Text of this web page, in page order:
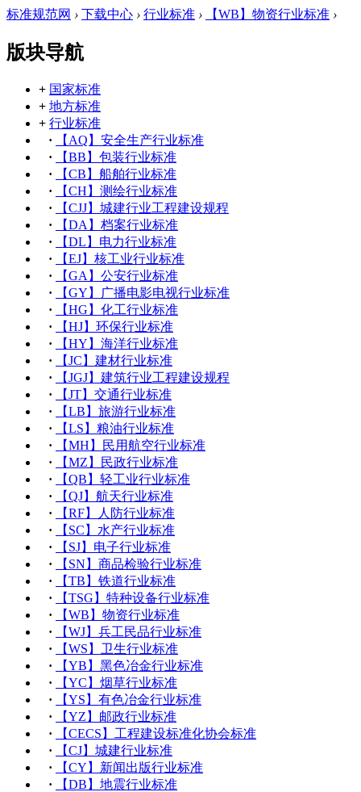
标准规范网 › 下载中心 › 行业标准 › 【WB】物资行业标准 ›
版块导航
+ 国家标准
+ 地方标准
+ 行业标准
·
【AQ】安全生产行业标准
·
【BB】包装行业标准
·
【CB】船舶行业标准
·
【CH】测绘行业标准
·
【CJJ】城建行业工程建设规程
·
【DA】档案行业标准
·
【DL】电力行业标准
·
【EJ】核工业行业标准
·
【GA】公安行业标准
·
【GY】广播电影电视行业标准
·
【HG】化工行业标准
·
【HJ】环保行业标准
·
【HY】海洋行业标准
·
【JC】建材行业标准
·
【JGJ】建筑行业工程建设规程
·
【JT】交通行业标准
·
【LB】旅游行业标准
·
【LS】粮油行业标准
·
【MH】民用航空行业标准
·
【MZ】民政行业标准
·
【QB】轻工业行业标准
·
【QJ】航天行业标准
·
【RF】人防行业标准
·
【SC】水产行业标准
·
【SJ】电子行业标准
·
【SN】商品检验行业标准
·
【TB】铁道行业标准
·
【TSG】特种设备行业标准
·
【WB】物资行业标准
·
【WJ】兵工民品行业标准
·
【WS】卫生行业标准
·
【YB】黑色冶金行业标准
·
【YC】烟草行业标准
·
【YS】有色冶金行业标准
·
【YZ】邮政行业标准
·
【CECS】工程建设标准化协会标准
·
【CJ】城建行业标准
·
【CY】新闻出版行业标准
·
【DB】地震行业标准